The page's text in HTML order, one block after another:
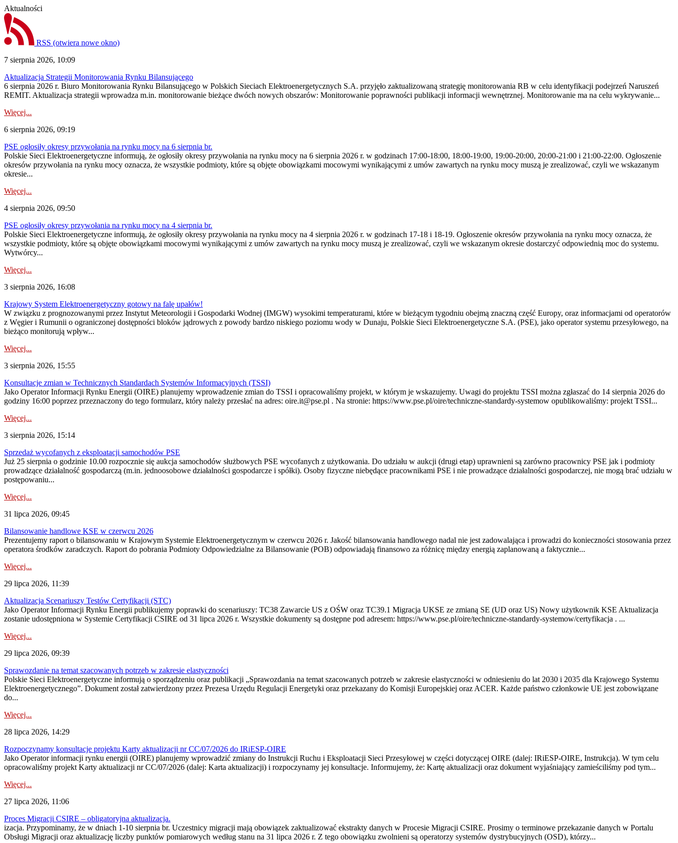
Aktualności
RSS (otwiera nowe okno)
7 sierpnia 2026, 10:09
Aktualizacja Strategii Monitorowania Rynku Bilansującego
6 sierpnia 2026 r. Biuro Monitorowania Rynku Bilansującego w Polskich Sieciach Elektroenergetycznych S.A. przyjęło zaktualizowaną strategię monitorowania RB w celu identyfikacji podejrzeń Naruszeń
REMIT. Aktualizacja strategii wprowadza m.in. monitorowanie bieżące dwóch nowych obszarów: Monitorowanie poprawności publikacji informacji wewnętrznej. Monitorowanie ma na celu wykrywanie...
Więcej...
6 sierpnia 2026, 09:19
PSE ogłosiły okresy przywołania na rynku mocy na 6 sierpnia br.
Polskie Sieci Elektroenergetyczne informują, że ogłosiły okresy przywołania na rynku mocy na 6 sierpnia 2026 r. w godzinach 17:00-18:00, 18:00-19:00, 19:00-20:00, 20:00-21:00 i 21:00-22:00. Ogłoszenie
okresów przywołania na rynku mocy oznacza, że wszystkie podmioty, które są objęte obowiązkami mocowymi wynikającymi z umów zawartych na rynku mocy muszą je zrealizować, czyli we wskazanym
okresie...
Więcej...
4 sierpnia 2026, 09:50
PSE ogłosiły okresy przywołania na rynku mocy na 4 sierpnia br.
Polskie Sieci Elektroenergetyczne informują, że ogłosiły okresy przywołania na rynku mocy na 4 sierpnia 2026 r. w godzinach 17-18 i 18-19. Ogłoszenie okresów przywołania na rynku mocy oznacza, że
wszystkie podmioty, które są objęte obowiązkami mocowymi wynikającymi z umów zawartych na rynku mocy muszą je zrealizować, czyli we wskazanym okresie dostarczyć odpowiednią moc do systemu.
Wytwórcy...
Więcej...
3 sierpnia 2026, 16:08
Krajowy System Elektroenergetyczny gotowy na falę upałów!
W związku z prognozowanymi przez Instytut Meteorologii i Gospodarki Wodnej (IMGW) wysokimi temperaturami, które w bieżącym tygodniu obejmą znaczną część Europy, oraz informacjami od operatorów
z Węgier i Rumunii o ograniczonej dostępności bloków jądrowych z powody bardzo niskiego poziomu wody w Dunaju, Polskie Sieci Elektroenergetyczne S.A. (PSE), jako operator systemu przesyłowego, na
bieżąco monitorują wpływ...
Więcej...
3 sierpnia 2026, 15:55
Konsultacje zmian w Technicznych Standardach Systemów Informacyjnych (TSSI)
Jako Operator Informacji Rynku Energii (OIRE) planujemy wprowadzenie zmian do TSSI i opracowaliśmy projekt, w którym je wskazujemy. Uwagi do projektu TSSI można zgłaszać do 14 sierpnia 2026 do
godziny 16:00 poprzez przeznaczony do tego formularz, który należy przesłać na adres: oire.it@pse.pl . Na stronie: https://www.pse.pl/oire/techniczne-standardy-systemow opublikowaliśmy: projekt TSSI...
Więcej...
3 sierpnia 2026, 15:14
Sprzedaż wycofanych z eksploatacji samochodów PSE
Już 25 sierpnia o godzinie 10.00 rozpocznie się aukcja samochodów służbowych PSE wycofanych z użytkowania. Do udziału w aukcji (drugi etap) uprawnieni są zarówno pracownicy PSE jak i podmioty
prowadzące działalność gospodarczą (m.in. jednoosobowe działalności gospodarcze i spółki). Osoby fizyczne niebędące pracownikami PSE i nie prowadzące działalności gospodarczej, nie mogą brać udziału w
postępowaniu...
Więcej...
31 lipca 2026, 09:45
Bilansowanie handlowe KSE w czerwcu 2026
Prezentujemy raport o bilansowaniu w Krajowym Systemie Elektroenergetycznym w czerwcu 2026 r. Jakość bilansowania handlowego nadal nie jest zadowalająca i prowadzi do konieczności stosowania przez
operatora środków zaradczych. Raport do pobrania Podmioty Odpowiedzialne za Bilansowanie (POB) odpowiadają finansowo za różnicę między energią zaplanowaną a faktycznie...
Więcej...
29 lipca 2026, 11:39
Aktualizacja Scenariuszy Testów Certyfikacji (STC)
Jako Operator Informacji Rynku Energii publikujemy poprawki do scenariuszy: TC38 Zawarcie US z OŚW oraz TC39.1 Migracja UKSE ze zmianą SE (UD oraz US) Nowy użytkownik KSE Aktualizacja
zostanie udostępniona w Systemie Certyfikacji CSIRE od 31 lipca 2026 r. Wszystkie dokumenty są dostępne pod adresem: https://www.pse.pl/oire/techniczne-standardy-systemow/certyfikacja . ...
Więcej...
29 lipca 2026, 09:39
Sprawozdanie na temat szacowanych potrzeb w zakresie elastyczności
Polskie Sieci Elektroenergetyczne informują o sporządzeniu oraz publikacji „Sprawozdania na temat szacowanych potrzeb w zakresie elastyczności w odniesieniu do lat 2030 i 2035 dla Krajowego Systemu
Elektroenergetycznego”. Dokument został zatwierdzony przez Prezesa Urzędu Regulacji Energetyki oraz przekazany do Komisji Europejskiej oraz ACER. Każde państwo członkowie UE jest zobowiązane
do...
Więcej...
28 lipca 2026, 14:29
Rozpoczynamy konsultacje projektu Karty aktualizacji nr CC/07/2026 do IRiESP-OIRE
Jako Operator informacji rynku energii (OIRE) planujemy wprowadzić zmiany do Instrukcji Ruchu i Eksploatacji Sieci Przesyłowej w części dotyczącej OIRE (dalej: IRiESP-OIRE, Instrukcja). W tym celu
opracowaliśmy projekt Karty aktualizacji nr CC/07/2026 (dalej: Karta aktualizacji) i rozpoczynamy jej konsultacje. Informujemy, że: Kartę aktualizacji oraz dokument wyjaśniający zamieściliśmy pod tym...
Więcej...
27 lipca 2026, 11:06
Proces Migracji CSIRE – obligatoryjna aktualizacja.
izacja. Przypominamy, że w dniach 1-10 sierpnia br. Uczestnicy migracji mają obowiązek zaktualizować ekstrakty danych w Procesie Migracji CSIRE. Prosimy o terminowe przekazanie danych w Portalu
Obsługi Migracji oraz aktualizację liczby punktów pomiarowych według stanu na 31 lipca 2026 r. Z tego obowiązku zwolnieni są operatorzy systemów dystrybucyjnych (OSD), którzy...